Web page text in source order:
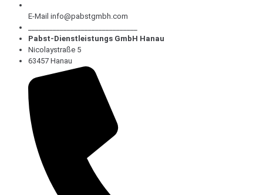
E-Mail info@pabstgmbh.com
Pabst-Dienstleistungs GmbH Hanau
Nicolaystraße 5
63457 Hanau